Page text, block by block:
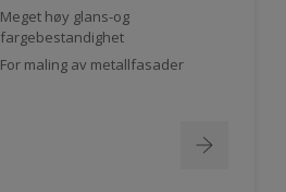
Meget høy glans-og
fargebestandighet
For maling av metallfasader